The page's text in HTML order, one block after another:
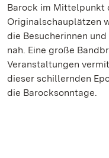
Barock im Mittelpunkt
Originalschauplätzen
die Besucherinnen
nah. Eine große
Veranstaltungen
dieser schillernden
die Barocksonntage.